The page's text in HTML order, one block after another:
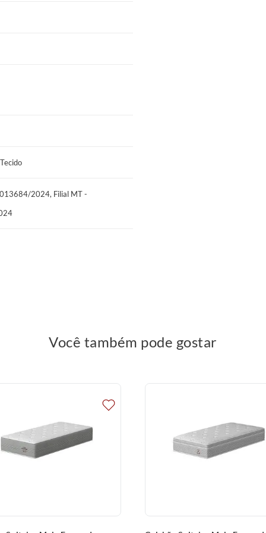
funciona como um abraço de espuma
Combinando conforto e design, o
é mais resistente do que a madeira e a
um ambiente de sono mais saudável.
em locais apertados, uma vez que
2024, Filial MT -
Você também pode gostar